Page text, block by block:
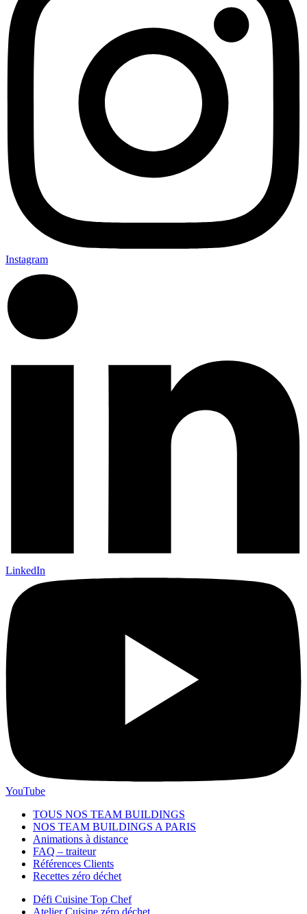
Instagram
LinkedIn
YouTube
TOUS NOS TEAM BUILDINGS
NOS TEAM BUILDINGS A PARIS
Animations à distance
FAQ – traiteur
Références Clients
Recettes zéro déchet
Défi Cuisine Top Chef